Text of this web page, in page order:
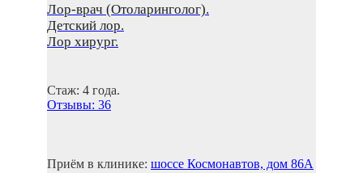
Лор-врач (Отоларинголог).
Детский лор.
Лор хирург.
Стаж: 4 года.
Отзывы: 36
Приём в клинике: шоссе Космонaвтов, дом 86A